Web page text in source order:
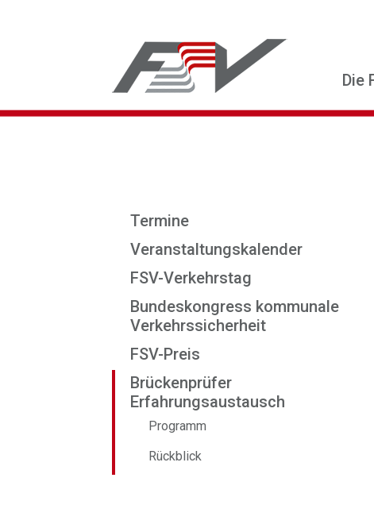
Die
Termine
Veranstaltungskalender
FSV-Verkehrstag
Bundeskongress kommunale
Verkehrssicherheit
FSV-Preis
Brückenprüfer
Erfahrungsaustausch
Programm
Rückblick